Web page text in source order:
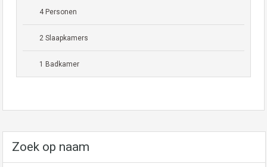
4 Personen
2 Slaapkamers
1 Badkamer
Zoek op naam